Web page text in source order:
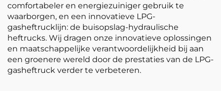
comfortabeler en energiezuiniger gebruik te
waarborgen, en een innovatieve LPG-
gasheftrucklijn: de buisopslag-hydraulische
heftrucks. Wij dragen onze innovatieve oplossingen
en maatschappelijke verantwoordelijkheid bij aan
een groenere wereld door de prestaties van de LPG-
gasheftruck verder te verbeteren.